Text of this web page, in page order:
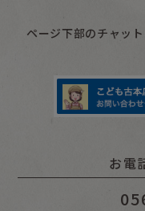
ページ下部のチャッ
お電